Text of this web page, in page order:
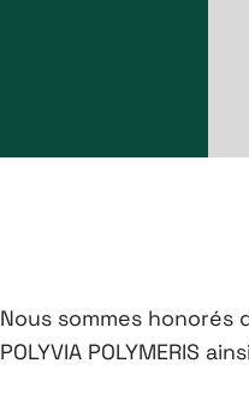
Nous sommes honorés
POLYVIA POLYMERIS